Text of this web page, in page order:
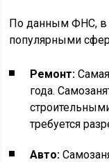
По данным ФНС, в
популярными
Ремонт:
года.
требуется
Авто: